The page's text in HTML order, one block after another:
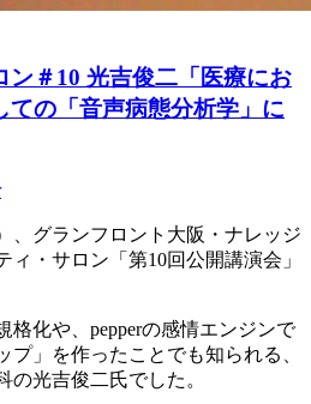
ン＃10 光吉俊二「医療にお
ての「音声病態分析学」に
、グランフロント大阪・ナレッジ
・サロン「第10回公開講演会」
格化や、pepperの感情エンジンで
プ」を作ったことでも知られる、
の光吉俊二氏でした。